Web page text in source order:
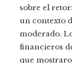
sobre el
un contexto
moderado.
financieros
que